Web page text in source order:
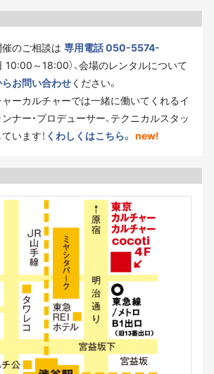
のご相談は 専用電話 050-5574-
10:00～18:00）、会場のレンタルについて
お問い合わせください。
ーカルチャーでは一緒に働いてくれるイ
ナー・プロデューサー、テクニカルスタッ
います！ くわしくはこちら。 new!